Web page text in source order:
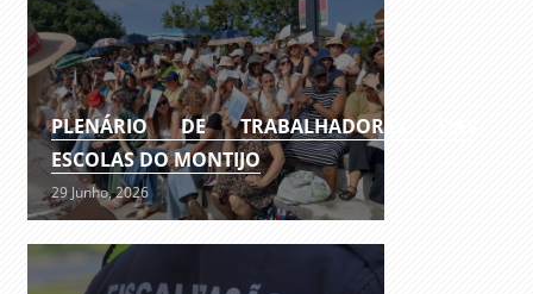
PLENÁRIO DE TRABALHADORES DAS
ESCOLAS DO MONTIJO
29 Junho, 2026